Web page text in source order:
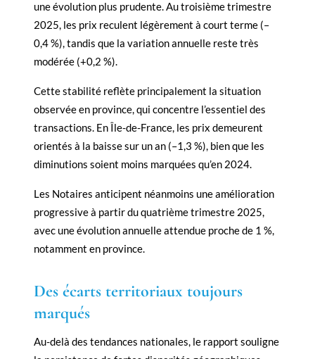
une évolution plus prudente. Au troisième trimestre
2025, les prix reculent légèrement à court terme (–
0,4 %), tandis que la variation annuelle reste très
modérée (+0,2 %).
Cette stabilité reflète principalement la situation
observée en province, qui concentre l’essentiel des
transactions. En Île-de-France, les prix demeurent
orientés à la baisse sur un an (–1,3 %), bien que les
diminutions soient moins marquées qu’en 2024.
Les Notaires anticipent néanmoins une amélioration
progressive à partir du quatrième trimestre 2025,
avec une évolution annuelle attendue proche de 1 %,
notamment en province.
Des écarts territoriaux toujours
marqués
Au-delà des tendances nationales, le rapport souligne